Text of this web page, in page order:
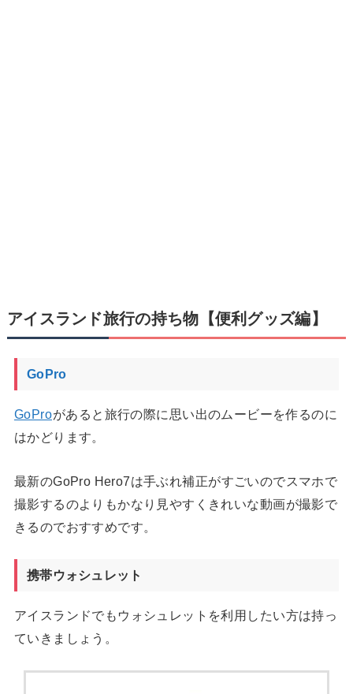
アイスランド旅行の持ち物【便利グッズ編】
GoPro
GoProがあると旅行の際に思い出のムービーを作るのに
はかどります。
最新のGoPro Hero7は手ぶれ補正がすごいのでスマホで
撮影するのよりもかなり見やすくきれいな動画が撮影で
きるのでおすすめです。
携帯ウォシュレット
アイスランドでもウォシュレットを利用したい方は持っ
ていきましょう。